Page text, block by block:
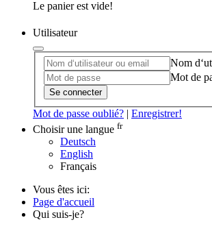
Le panier est vide!
Utilisateur
Nom
Mot de
Se connecter
Mot de passe oublié? | Enregistrer!
Choisir une langue fr
Deutsch
English
Français
Vous êtes ici:
Page d'accueil
Qui suis-je?